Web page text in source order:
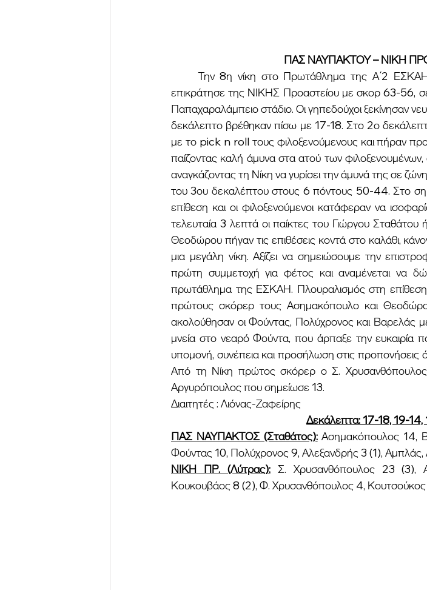
ΠΑΣ ΝΑΥΠΑΚΤΟΥ – ΝΙΚΗ
	Την 8η νίκη στο Πρωτάθλημα της Α΄2 ΕΣΚΑΗ πανηγύρισε ο ΠΑΣ Ναυπάκτου καθώς
επικράτησε της ΝΙΚΗΣ Προαστείου με σκορ 63-56, σε
Παπαχαραλάμπειο στάδιο. Οι γηπεδούχοι ξεκίνησαν
δεκάλεπτο βρέθηκαν πίσω με 17-18. Στο 2ο
με το pick n roll τους φιλοξενούμενους και πήραν
παίζοντας καλή άμυνα στα ατού των
αναγκάζοντας τη Νίκη να γυρίσει την άμυνά της σε
του 3ου δεκαλέπτου στους 6 πόντους 50-44. Στο
επίθεση και οι φιλοξενούμενοι κατάφεραν να
τελευταία 3 λεπτά οι παίκτες του Γιώργου
Θεοδώρου πήγαν τις επιθέσεις κοντά στο καλάθι,
μια μεγάλη νίκη. Αξίζει να σημειώσουμε την
πρώτη συμμετοχή για φέτος και αναμένεται να
πρωτάθλημα της ΕΣΚΑΗ. Πλουραλισμός στη
πρώτους σκόρερ τους Ασημακόπουλο και
ακολούθησαν οι Φούντας, Πολύχρονος και Βαρελάς με
μνεία στο νεαρό Φούντα, που άρπαξε την ευκαιρία
υπομονή, συνέπεια και προσήλωση στις προπονήσεις
Από τη Νίκη πρώτος σκόρερ ο Σ.
Αργυρόπουλος που σημείωσε 13.
Διαιτητές : Λιόνας-Ζαφείρης
Δεκάλεπτα: 17-18, 19-14,
ΠΑΣ ΝΑΥΠΑΚΤΟΣ (Σταθάτος): Ασημακόπουλος 14,
Φούντας 10, Πολύχρονος 9, Αλεξανδρής 3 (1),
ΝΙΚΗ ΠΡ. (Λύτρας): Σ. Χρυσανθόπουλος 23 (3),
Κουκουβάος 8 (2), Φ. Χρυσανθόπουλος 4,